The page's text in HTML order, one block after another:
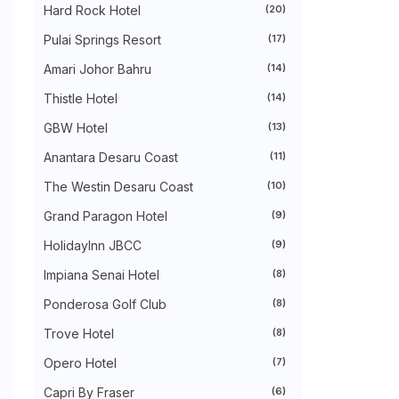
►July 2024(49)
►May 2024(34)
►March 2024(73)
► February 2024
►2023(483)
►November 2023(40)
►September 2023(51)
►August 2023 (41)
July 2023
►June 2023(32)
►April 2023 (29)
►February 2023(42)
►January 2023
►December 2022
Hard Rock Hotel (20)
Pulai Springs Resort (17)
Amari Johor Bahru (14)
Thistle Hotel (14)
GBW Hotel (13)
Anantara Desaru Coast (11)
The Westin Desaru Coast (10)
Grand Paragon Hotel (9)
HolidayInn JBCC (9)
Impiana Senai Hotel (8)
Ponderosa Golf Club (8)
Trove Hotel (8)
Opero Hotel (7)
Capri By Fraser (6)